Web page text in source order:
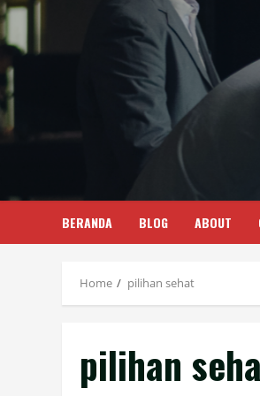
Skip
content
BERANDA BLOG ABOUT
Home pilihan sehat
pilihan